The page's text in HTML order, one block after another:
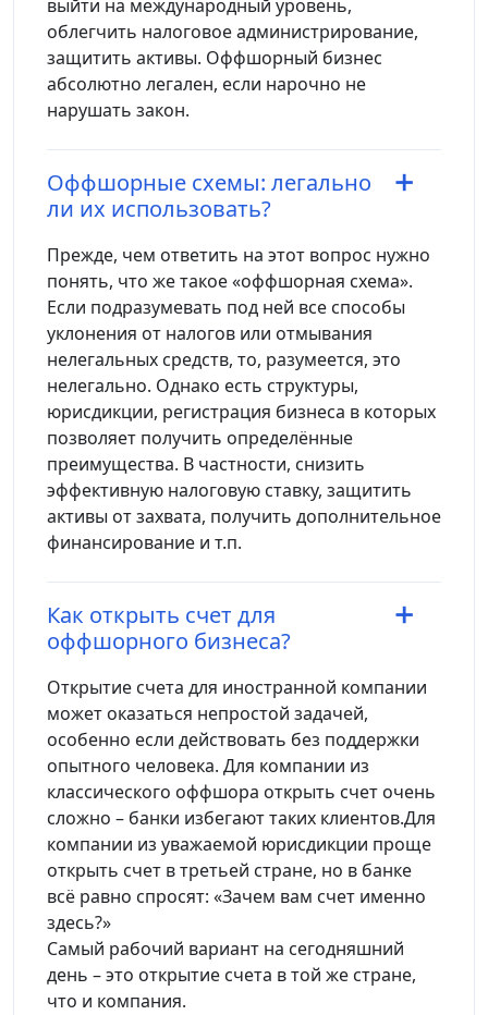
выйти на международный уровень,
облегчить налоговое администрирование,
защитить активы. Оффшорный бизнес
абсолютно легален, если нарочно не
нарушать закон.
Оффшорные схемы: легально
ли их использовать?
Прежде, чем ответить на этот вопрос нужно
понять, что же такое «оффшорная схема».
Если подразумевать под ней все способы
уклонения от налогов или отмывания
нелегальных средств, то, разумеется, это
нелегально. Однако есть структуры,
юрисдикции, регистрация бизнеса в которых
позволяет получить определённые
преимущества. В частности, снизить
эффективную налоговую ставку, защитить
активы от захвата, получить дополнительное
финансирование и т.п.
Как открыть счет для
оффшорного бизнеса?
Открытие счета для иностранной компании
может оказаться непростой задачей,
особенно если действовать без поддержки
опытного человека. Для компании из
классического оффшора открыть счет очень
сложно – банки избегают таких клиентов.Для
компании из уважаемой юрисдикции проще
открыть счет в третьей стране, но в банке
всё равно спросят: «Зачем вам счет именно
здесь?»
Самый рабочий вариант на сегодняшний
день – это открытие счета в той же стране,
что и компания.